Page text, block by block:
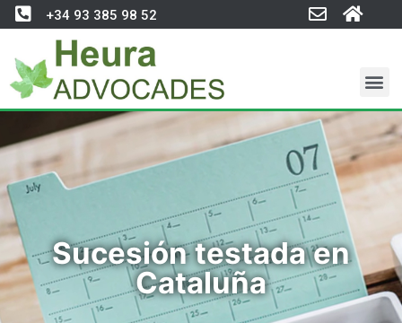
+34 93 385 98 52
Sucesión testada en
Cataluña